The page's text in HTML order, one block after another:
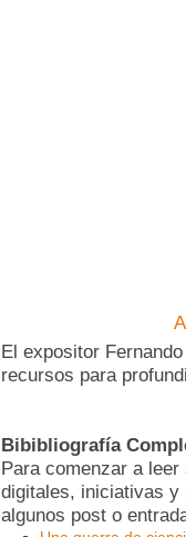
El expositor
recursos para
Bibibliografía
Para comenzar a
digitales, iniciativas y
algunos post o